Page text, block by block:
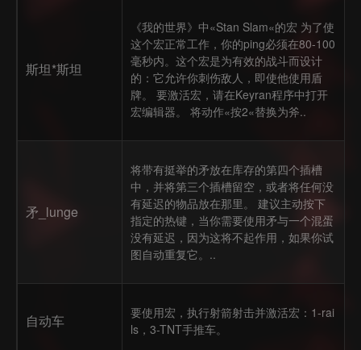
斯坦*斯坦
《我的世界》中«Stan Slam«的宏 为了使
这个宏正常工作，你的ping必须在80-100
毫秒内。这个宏是为有效的战斗而设计
的：它允许你刺伤敌人，即使他使用盾
牌。 要激活宏，请在Keyran程序中打开
宏编辑器。 将动作«按2«替换为斧..
矛_lunge
将带有挺举的矛放在库存的第四个插槽
中，并将第三个插槽留空，或者将任何没
有延迟的物品放在那里。 建议主动按下
指定的热键，当你需要使用矛与一个混蛋
没有延迟，因为这将不起作用，如果你试
图自动重复它。..
自动车
要使用宏，执行射箭射击并激活宏：1-rai
ls，3-TNT手推车。